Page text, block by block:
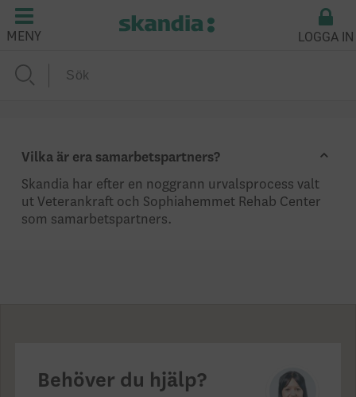
MENY LOGGA IN
Vilka är era samarbetspartners?
Skandia har efter en noggrann urvalsprocess valt
ut Veterankraft och Sophiahemmet Rehab Center
som samarbetspartners.
Behöver du hjälp?